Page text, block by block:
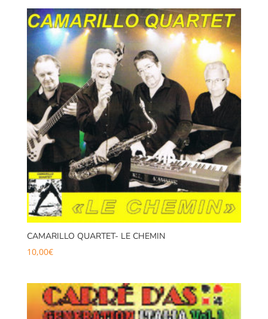
CAMARILLO QUARTET- LE CHEMIN
10,00€